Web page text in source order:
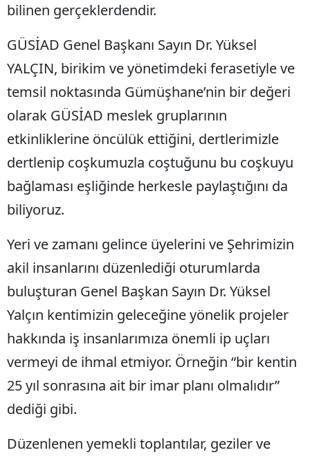
İzmir
Kars
Kastamonu
Kırklareli
Kırşehir
Konya
Kütahya
Malatya
Manisa
Kahramanmaraş
Mardin
Muş
bilinen gerçeklerdendir.
GÜSİAD Genel Başkanı Sayın Dr. Yüksel
YALÇIN, birikim ve yönetimdeki ferasetiyle ve
temsil noktasında Gümüşhane’nin bir değeri
olarak GÜSİAD meslek gruplarının
etkinliklerine öncülük ettiğini, dertlerimizle
dertlenip coşkumuzla coştuğunu bu coşkuyu
bağlaması eşliğinde herkesle paylaştığını da
biliyoruz.
Yeri ve zamanı gelince üyelerini ve Şehrimizin
akil insanlarını düzenlediği oturumlarda
buluşturan Genel Başkan Sayın Dr. Yüksel
Yalçın kentimizin geleceğine yönelik projeler
hakkında iş insanlarımıza önemli ip uçları
vermeyi de ihmal etmiyor. Örneğin “bir kentin
25 yıl sonrasına ait bir imar planı olmalıdır”
dediği gibi.
Düzenlenen yemekli toplantılar, geziler ve